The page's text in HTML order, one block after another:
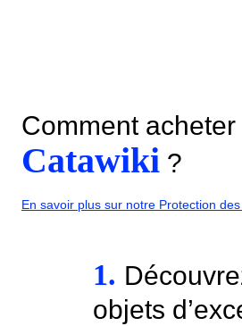
Comment acheter
Catawiki ?
En savoir plus sur notre Protection
1.
objets